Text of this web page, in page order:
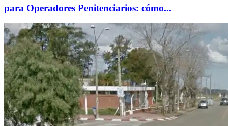
para Operadores Penitenciarios: cómo...